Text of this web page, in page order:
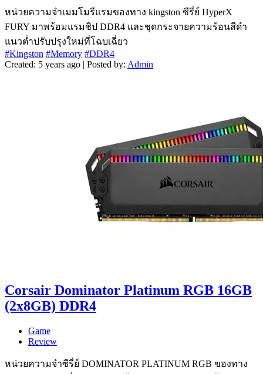
หน่วยความจำเมมโมรีแรมของทาง kingston ซีรี่ย์ HyperX
FURY มาพร้อมแรมชิป DDR4 และชุดกระจายความร้อนสีดำ
แนวต่ำปรับปรุงใหม่ที่โฉบเฉี่ยว
#Kingston #Memory #DDR4
Created: 5 years ago | Posted by: Admin
Corsair Dominator Platinum RGB 16GB
(2x8GB) DDR4
Game
Review
หน่วยความจำซีรี่ย์ DOMINATOR PLATINUM RGB ของทาง